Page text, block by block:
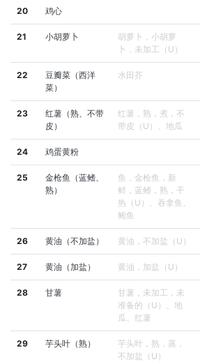
20 鸡心
21 小胡萝卜
胡萝卜，小胡萝
卜，未加工（U）
22
豆瓣菜（西洋
菜）
水田芥
23
红薯（熟、不带
皮）
红薯，熟，煮，不
带皮（U）、地瓜
24 鸡蛋黄粉
25
金枪鱼（蓝鳍、
熟）
鱼，金枪鱼，新
鲜，蓝鳍，熟，干
热（U）、吞拿鱼、
鲔鱼
26 黄油（不加盐） 黄油，不加盐（U）
27 黄油（加盐） 黄油，加盐（U）
28 甘薯
甘薯，未加工，未
准备的（U）、地
瓜、红薯
29 芋头叶（熟）
芋头叶，熟，蒸，
不加盐（U）